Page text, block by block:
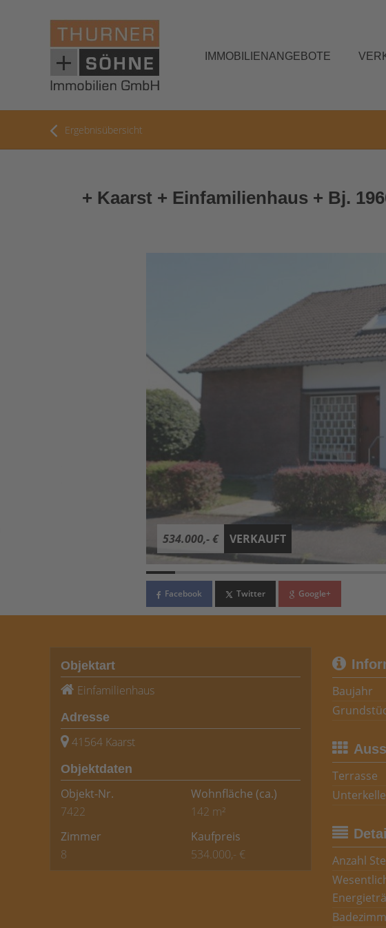
IMMOBILIENANGEBOTE
Ergebnisübersicht
+ Kaarst + Einfamilienhaus + Bj.
534.000,- € VERKAUFT
Facebook Twitter Google+
Objektart
Einfamilienhaus
Adresse
41564 Kaarst
Objektdaten
Objekt-Nr.
7422
Wohnfläche (ca.)
142 m²
Zimmer
8
Kaufpreis
534.000,- €
Baujahr
Terrasse
Anzahl